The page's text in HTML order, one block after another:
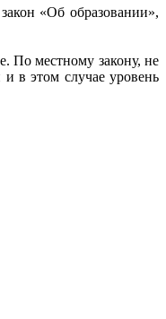
«Об образовании»,
По местному закону, не
в этом случае уровень